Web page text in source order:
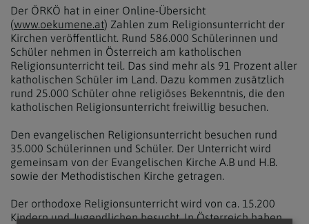
Der ÖRKÖ hat in einer Online-Übersicht
(www.oekumene.at) Zahlen zum Religionsunterricht der
Kirchen veröffentlicht. Rund 586.000 Schülerinnen und
Schüler nehmen in Österreich am katholischen
Religionsunterricht teil. Das sind mehr als 91 Prozent aller
katholischen Schüler im Land. Dazu kommen zusätzlich
rund 25.000 Schüler ohne religiöses Bekenntnis, die den
katholischen Religionsunterricht freiwillig besuchen.
Den evangelischen Religionsunterricht besuchen rund
35.000 Schülerinnen und Schüler. Der Unterricht wird
gemeinsam von der Evangelischen Kirche A.B und H.B.
sowie der Methodistischen Kirche getragen.
Der orthodoxe Religionsunterricht wird von ca. 15.200
Kindern und Jugendlichen besucht. In Österreich haben